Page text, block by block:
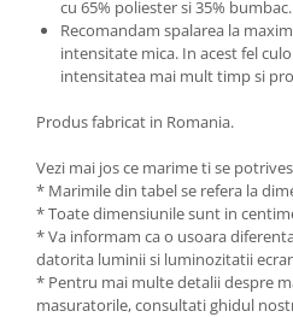
cu 65% poliester si 35% bumbac.
Recomandam spalarea la
intensitate mica. In acest fel
intensitatea mai mult timp si
Produs fabricat in Romania.
Vezi mai jos ce marime ti se
* Marimile din tabel se refera la
* Toate dimensiunile sunt in
* Va informam ca o usoara
datorita luminii si luminozitatii
* Pentru mai multe detalii despre
masuratorile, consultati ghidul